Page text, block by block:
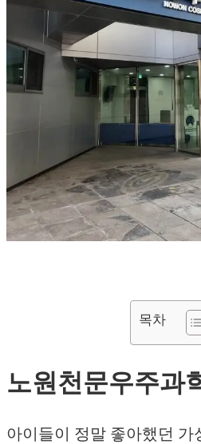
목차
노원천문우주과
아이들이 정말 좋아했던 가